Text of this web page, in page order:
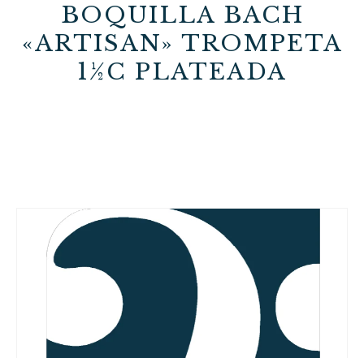
BOQUILLA BACH
«ARTISAN» TROMPETA
1½C PLATEADA